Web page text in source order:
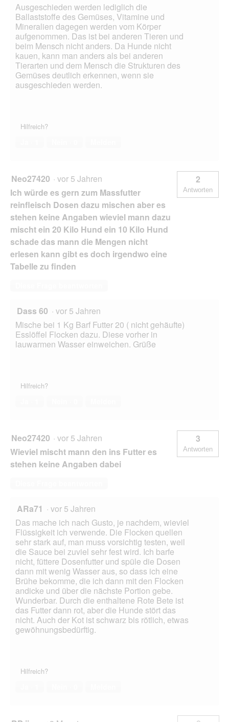
Ausgeschieden werden lediglich die
Ballaststoffe des Gemüses, Vitamine und
Mineralien dagegen werden vom Körper
aufgenommen. Das ist bei anderen Tieren und
beim Mensch nicht anders. Da Hunde nicht
kauen, kann man anders als bei anderen
Tierarten und dem Mensch die Strukturen des
Gemüses deutlich erkennen, wenn sie
ausgeschieden werden.
Hilfreich?
Neo27420 · vor 5 Jahren
Ich würde es gern zum Massfutter
reinfleisch Dosen dazu mischen aber es
stehen keine Angaben wieviel mann dazu
mischt ein 20 Kilo Hund ein 10 Kilo Hund
schade das mann die Mengen nicht
erlesen kann gibt es doch irgendwo eine
Tabelle zu finden
2
Antworten
Dass 60 · vor 5 Jahren
Mische bei 1 Kg Barf Futter 20 ( nicht gehäufte)
Esslöffel Flocken dazu. Diese vorher in
lauwarmen Wasser einweichen. Grüße
Hilfreich?
Neo27420 · vor 5 Jahren
Wieviel mischt mann den ins Futter es
stehen keine Angaben dabei
3
Antworten
ARa71 · vor 5 Jahren
Das mache ich nach Gusto, je nachdem, wieviel
Flüssigkeit ich verwende. Die Flocken quellen
sehr stark auf, man muss vorsichtig testen, weil
die Sauce bei zuviel sehr fest wird. Ich barfe
nicht, füttere Dosenfutter und spüle die Dosen
dann mit wenig Wasser aus, so dass ich eine
Brühe bekomme, die ich dann mit den Flocken
andicke und über die nächste Portion gebe.
Wunderbar. Durch die enthaltene Rote Bete ist
das Futter dann rot, aber die Hunde stört das
nicht. Auch der Kot ist schwarz bis rötlich, etwas
gewöhnungsbedürftig.
Hilfreich?